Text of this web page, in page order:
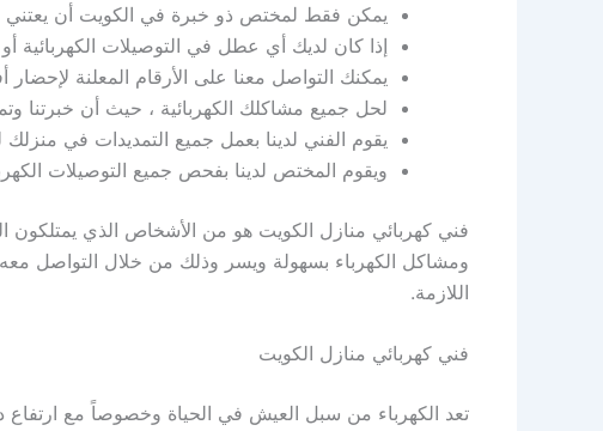
يمكن فقط لمختص ذو خبرة في الكويت أن يعتني
إذا كان لديك أي عطل في التوصيلات الكهربائية
يمكنك التواصل معنا على الأرقام المعلنة
لحل جميع مشاكلك الكهربائية ، حيث أن خبرتنا
يقوم الفني لدينا بعمل جميع التمديدات في
ويقوم المختص لدينا بفحص جميع التوصيلات
فني كهربائي منازل الكويت هو من الأشخاص الذي يمتلكون
ومشاكل الكهرباء بسهولة ويسر وذلك من خلال التواصل
اللازمة.
فني كهربائي منازل الكويت
تعد الكهرباء من سبل العيش في الحياة وخصوصاً مع ارتفاع